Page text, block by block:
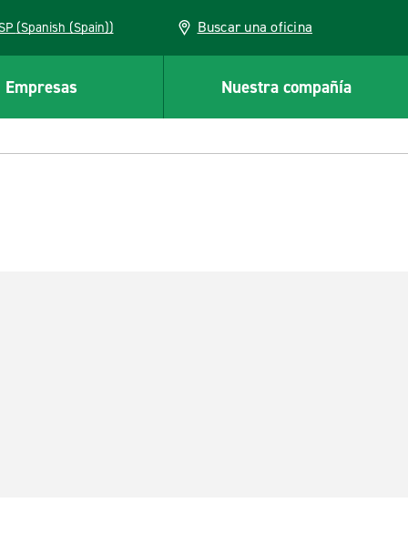
ESP (Spanish (Spain)) Buscar una oficina
Empresas Nuestra compañía